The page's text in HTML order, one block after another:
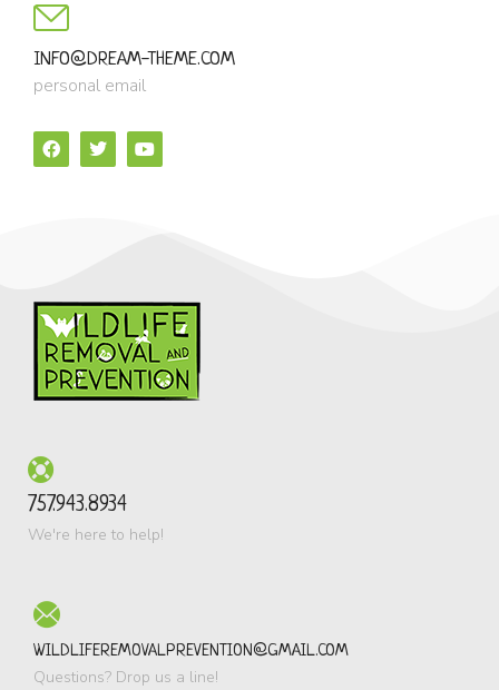
INFO@DREAM-THEME.COM
personal email
757.943.8934
We're here to help!
WILDLIFEREMOVALPREVENTION@GMAIL.COM
Questions? Drop us a line!